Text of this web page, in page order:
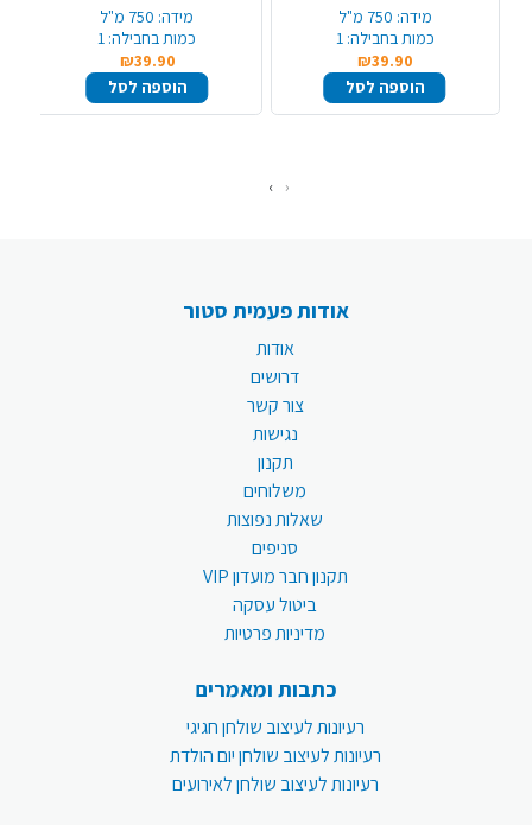
מידה: 750 מ"ל
כמות בחבילה: 1
₪39.90
הוספה לסל
מידה: 750 מ"ל
כמות בחבילה: 1
₪39.90
הוספה לסל
‹
›
אודות פעמית סטור
אודות
דרושים
צור קשר
נגישות
תקנון
משלוחים
שאלות נפוצות
סניפים
תקנון חבר מועדון VIP
ביטול עסקה
מדיניות פרטיות
כתבות ומאמרים
רעיונות לעיצוב שולחן חגיגי
רעיונות לעיצוב שולחן יום הולדת
רעיונות לעיצוב שולחן לאירועים